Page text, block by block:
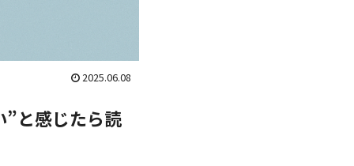
2025.06.08
と感じたら読